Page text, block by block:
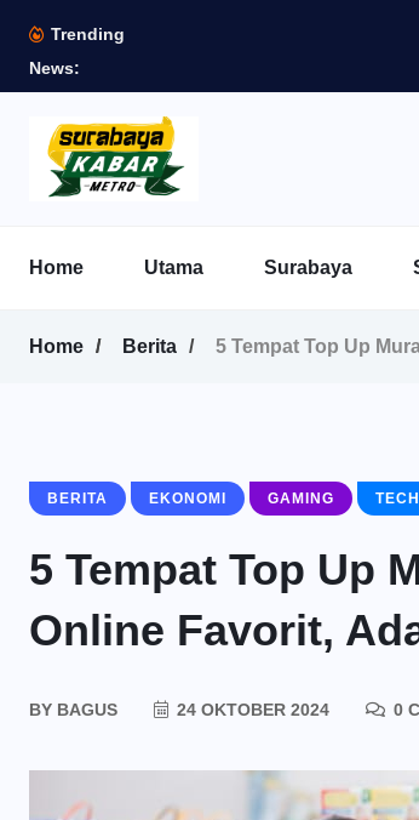
Trending
News:
Home Utama Surabaya
Home Berita 5 Tempat Top Up
BERITA EKONOMI GAMING TECH
5 Tempat Top Up
Online Favorit,
BY BAGUS 24 OKTOBER 2024 0